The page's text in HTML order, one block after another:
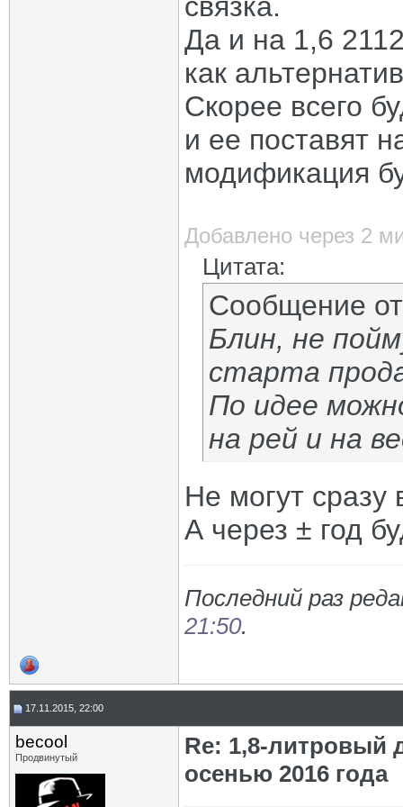
Да и на 1,6
как
Скорее всего
и ее поставят
модификация
Добавлено через 2
Цитата:
Сообщение
Блин, не
старта
По идее
на рей и на
Не могут
А через ± год
Последний раз
21:50.
17.11.2015, 22:00
becool
Продвинутый
Re: 1,8-литровый
осенью 2016 года